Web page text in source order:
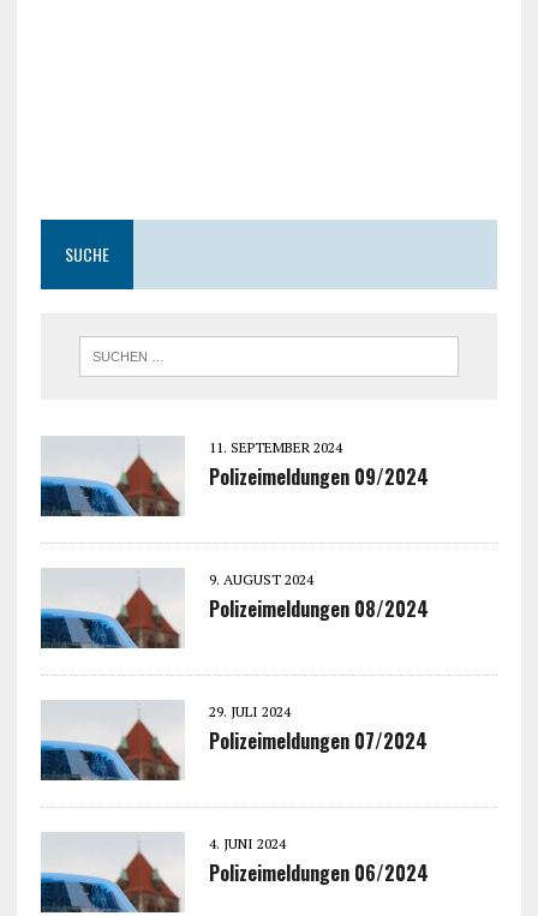
SUCHE
11. SEPTEMBER 2024
Polizeimeldungen 09/2024
9. AUGUST 2024
Polizeimeldungen 08/2024
29. JULI 2024
Polizeimeldungen 07/2024
4. JUNI 2024
Polizeimeldungen 06/2024